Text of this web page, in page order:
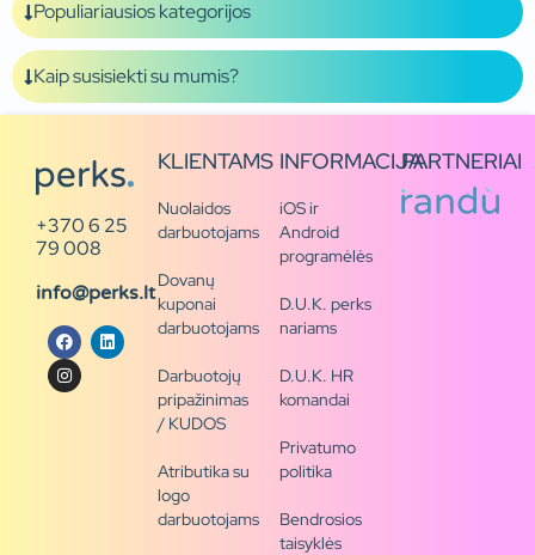
Populiariausios kategorijos
Kaip susisiekti su mumis?
+370 6 25
79 008
info@perks.lt
KLIENTAMS
Nuolaidos
darbuotojams
Dovanų
kuponai
darbuotojams
Darbuotojų
pripažinimas
/ KUDOS
Atributika su
logo
darbuotojams
INFORMACIJA
iOS ir
Android
programėlės
D.U.K. perks
nariams
D.U.K. HR
komandai
Privatumo
politika
Bendrosios
taisyklės
PARTNERIAI